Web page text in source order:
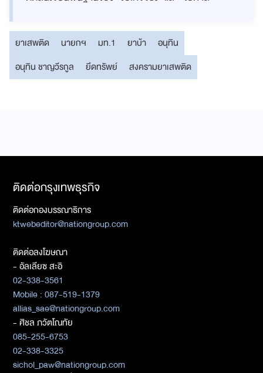
ยาเสพติด นายกฯ มท.1 ยาบ้า
อนุทิน
อนุทิน ชาญวีรกูล
ยึดทรัพย์ สงครามยาเสพติด
ติดต่อกรุงเทพธุรกิจ
ติดต่อกองบรรณาธิการ
ktwebeditor@nationgroup.com
ติดต่อลงโฆษณา
- อัลเลียซ สะอิ
02-338-3561
Mobile : 087-519-1379
allias_sae@nationgroup.com
- ศิชล ภวัตโณทัย
085-255-6753
02-338-3325
sichol_paw@nationgroup.com